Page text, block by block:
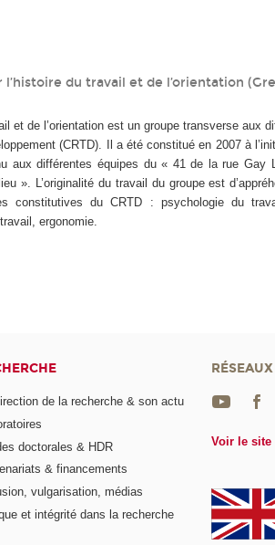
du travail et de l’orientation
et de l’orientation est un groupe transverse aux
(CRTD). Il a été constitué en 2007 à
aux différentes équipes du « 41 de la rue Gay
». L’originalité du travail du groupe est
constitutives du CRTD : psychologie du
ergonomie.
de la recherche & son actu
doctorales & HDR
& financements
vulgarisation, médias
et intégrité dans la recherche
Voir le site